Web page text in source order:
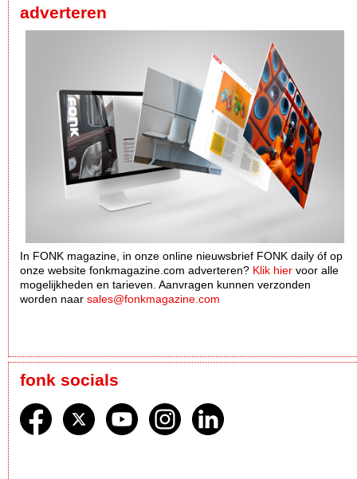
adverteren
In FONK magazine, in onze online nieuwsbrief FONK daily óf op
onze website fonkmagazine.com adverteren? Klik hier voor alle
mogelijkheden en tarieven. Aanvragen kunnen verzonden
worden naar sales@fonkmagazine.com
fonk socials